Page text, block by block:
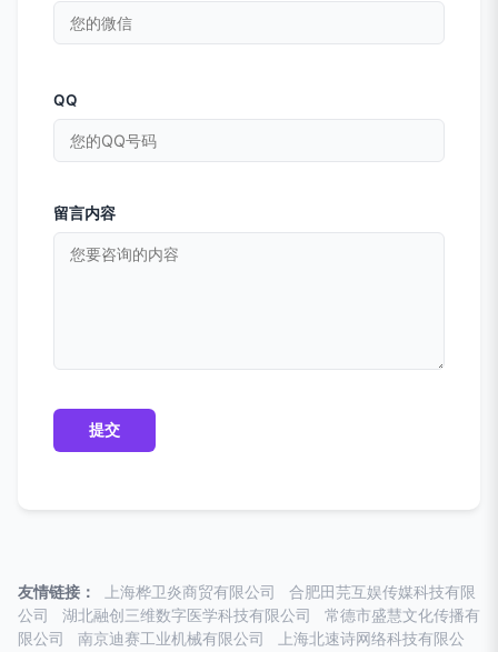
QQ
留言内容
友情链接： 上海桦卫炎商贸有限公司
合肥田芫互娱传媒科技有限
公司
湖北融创三维数字医学科技有限公司
常德市盛慧文化传播有
限公司
南京迪赛工业机械有限公司
上海北速诗网络科技有限公